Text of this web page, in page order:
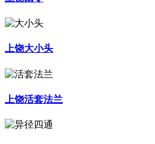
上饶大小头
上饶活套法兰